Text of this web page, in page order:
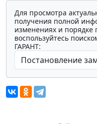
Для просмотра
получения полной
изменениях и порядке
воспользуйтесь
ГАРАНТ: